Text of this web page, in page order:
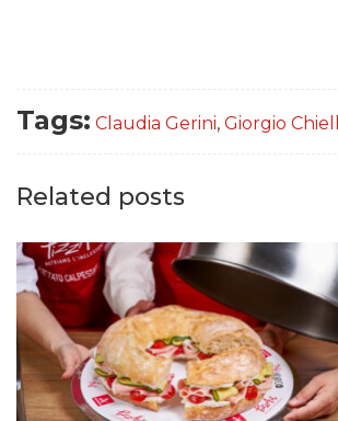
Tags: Claudia Gerini, Giorgio
Related posts